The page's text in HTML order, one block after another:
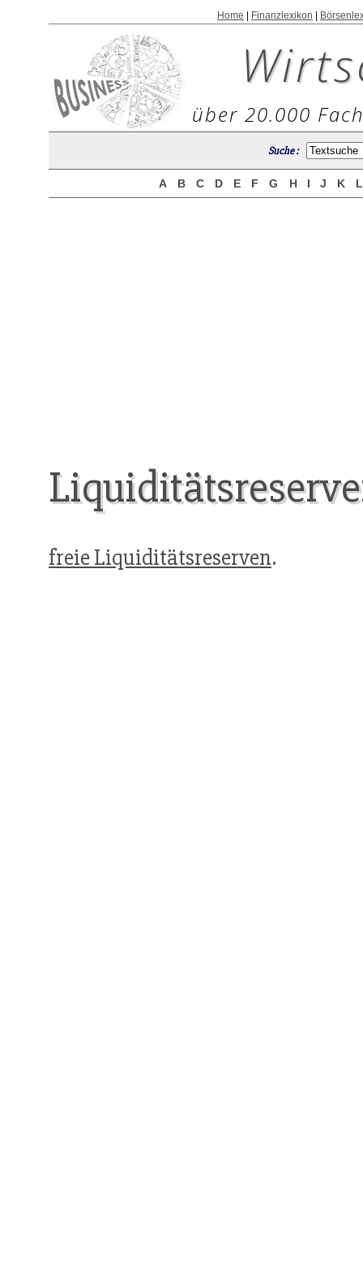
Home Finanzlexikon
über 20.000
Suche :
A B C D E F G H I J K
freie Liquiditätsreserven.